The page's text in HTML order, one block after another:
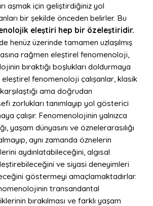
aşmak için geliştirdiğiniz yol
bir şekilde önceden belirler. Bu
eleştiri hep bir özeleştiridir.
henüz üzerinde tamamen uzlaşılmış
rağmen eleştirel fenomenoloji,
bıraktığı boşlukları doldurmaya
eleştirel fenomenoloji çalışanlar, klasik
ama doğrudan
zorlukları tanımlayıp yol gösterici
çalışır. Fenomenolojinin yalnızca
yaşam dünyasını ve öznelerarasılığı
aynı zamanda öznelerin
aydınlatabileceğini, algısal
ve siyasi deneyimleri
göstermeyi amaçlamaktadırlar.
transandantal
bırakılması ve farklı yaşam